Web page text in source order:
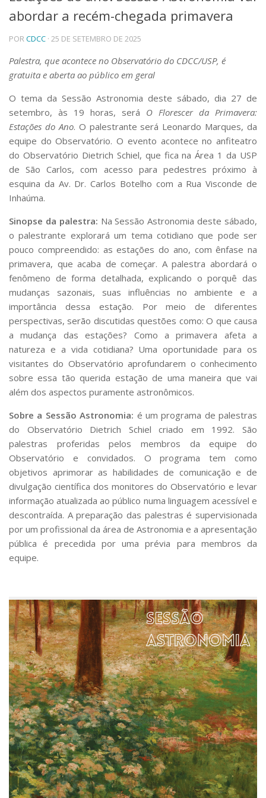
Telefones e Mapas
Pessoas
Ensino
Graduação
Pós-Graduação
Educação a distância
Cursos de Extensão
Pesquisa e Inovação
Linhas de Pesquisa
Centros, Núcleos e Projetos em Rede
Pós-doutorado
Iniciação Científica
Transferência de Tecnologia
Empresas Juniores
Projetos, Programas e Cursos
Artes, Cultura e Esportes
Museus e Espaços Interativos
Bibliotecas
Apoio ao Estudante
Segurança, Trânsito e Prevenção
RH, Administrativo e Financeiro
Outros serviços
Comunicação
Assessorias e Mídias
Aplicativos e Sites
Jornal da USP
Agenda de Eventos
Defesa de Teses
abordar a recém-chegada primavera
PORCDCC · 25 DE SETEMBRO DE 2025
Palestra, que acontece no Observatório do CDCC/USP, é
gratuita e aberta ao público em geral
O tema da Sessão Astronomia deste sábado, dia 27 de
setembro, às 19 horas, será O Florescer da Primavera:
Estações do Ano. O palestrante será Leonardo Marques, da
equipe do Observatório. O evento acontece no anfiteatro
do Observatório Dietrich Schiel, que fica na Área 1 da USP
de São Carlos, com acesso para pedestres próximo à
esquina da Av. Dr. Carlos Botelho com a Rua Visconde de
Inhaúma.
Sinopse da palestra: Na Sessão Astronomia deste sábado,
o palestrante explorará um tema cotidiano que pode ser
pouco compreendido: as estações do ano, com ênfase na
primavera, que acaba de começar. A palestra abordará o
fenômeno de forma detalhada, explicando o porquê das
mudanças sazonais, suas influências no ambiente e a
importância dessa estação. Por meio de diferentes
perspectivas, serão discutidas questões como: O que causa
a mudança das estações? Como a primavera afeta a
natureza e a vida cotidiana? Uma oportunidade para os
visitantes do Observatório aprofundarem o conhecimento
sobre essa tão querida estação de uma maneira que vai
além dos aspectos puramente astronômicos.
Sobre a Sessão Astronomia: é um programa de palestras
do Observatório Dietrich Schiel criado em 1992. São
palestras proferidas pelos membros da equipe do
Observatório e convidados. O programa tem como
objetivos aprimorar as habilidades de comunicação e de
divulgação científica dos monitores do Observatório e levar
informação atualizada ao público numa linguagem acessível e
descontraída. A preparação das palestras é supervisionada
por um profissional da área de Astronomia e a apresentação
pública é precedida por uma prévia para membros da
equipe.